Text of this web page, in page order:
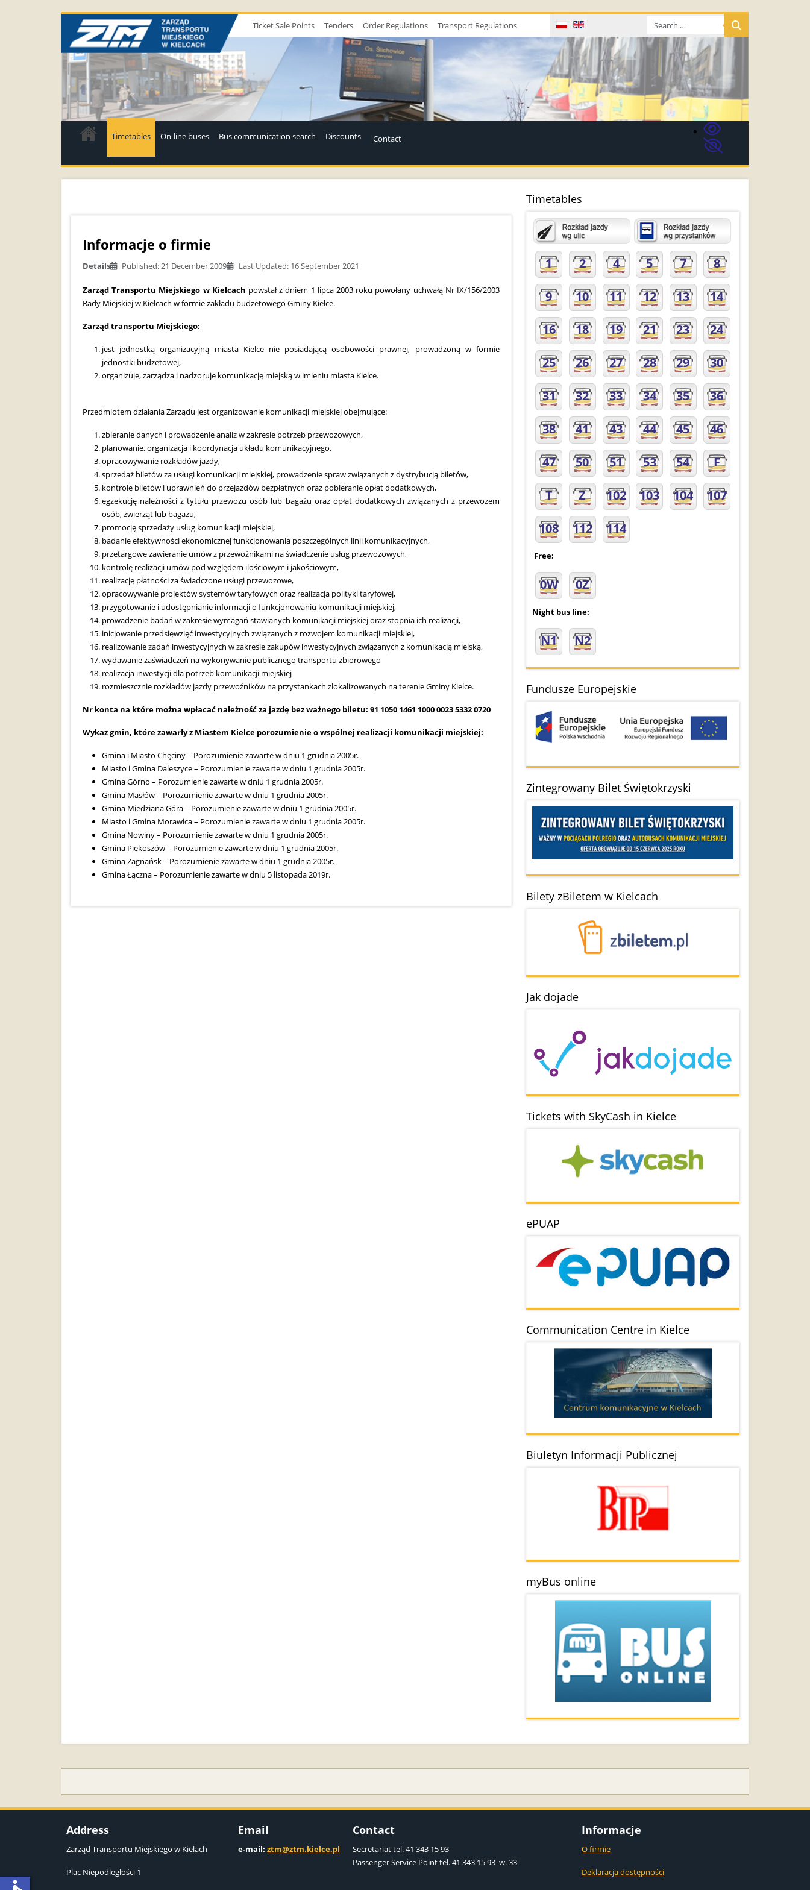
Ticket Sale Points Tenders Order Regulations Transport Regulations Select your language
Timetables On-line buses Bus communication search Discounts Contact
Informacje o firmie
Details Published: 21 December 2009 Last Updated: 16 September 2021
Zarząd Transportu Miejskiego w Kielcach powstał z dniem 1 lipca 2003 roku powołany uchwałą Nr IX/156/2003
Rady Miejskiej w Kielcach w formie zakładu budżetowego Gminy Kielce.
Zarząd transportu Miejskiego:
jest jednostką organizacyjną miasta Kielce nie posiadającą osobowości prawnej, prowadzoną w formie
jednostki budżetowej,
organizuje, zarządza i nadzoruje komunikację miejską w imieniu miasta Kielce.
Przedmiotem działania Zarządu jest organizowanie komunikacji miejskiej obejmujące:
zbieranie danych i prowadzenie analiz w zakresie potrzeb przewozowych,
planowanie, organizacja i koordynacja układu komunikacyjnego,
opracowywanie rozkładów jazdy,
sprzedaż biletów za usługi komunikacji miejskiej, prowadzenie spraw związanych z dystrybucją biletów,
kontrolę biletów i uprawnień do przejazdów bezpłatnych oraz pobieranie opłat dodatkowych,
egzekucję należności z tytułu przewozu osób lub bagażu oraz opłat dodatkowych związanych z przewozem
osób, zwierząt lub bagażu,
promocję sprzedaży usług komunikacji miejskiej,
badanie efektywności ekonomicznej funkcjonowania poszczególnych linii komunikacyjnych,
przetargowe zawieranie umów z przewoźnikami na świadczenie usług przewozowych,
kontrolę realizacji umów pod względem ilościowym i jakościowym,
realizację płatności za świadczone usługi przewozowe,
opracowywanie projektów systemów taryfowych oraz realizacja polityki taryfowej,
przygotowanie i udostępnianie informacji o funkcjonowaniu komunikacji miejskiej,
prowadzenie badań w zakresie wymagań stawianych komunikacji miejskiej oraz stopnia ich realizacji,
inicjowanie przedsięwzięć inwestycyjnych związanych z rozwojem komunikacji miejskiej,
realizowanie zadań inwestycyjnych w zakresie zakupów inwestycyjnych związanych z komunikacją miejską,
wydawanie zaświadczeń na wykonywanie publicznego transportu zbiorowego
realizacja inwestycji dla potrzeb komunikacji miejskiej
rozmieszcznie rozkładów jazdy przewoźników na przystankach zlokalizowanych na terenie Gminy Kielce.
Nr konta na które można wpłacać należność za jazdę bez ważnego biletu: 91 1050 1461 1000 0023 5332 0720
Wykaz gmin, którezawarły z Miastem Kielce porozumienie o wspólnej realizacji komunikacji miejskiej:
Gmina i Miasto Chęciny – Porozumienie zawarte w dniu 1 grudnia 2005r.
Miasto i Gmina Daleszyce – Porozumienie zawarte w dniu 1 grudnia 2005r.
Gmina Górno – Porozumienie zawarte w dniu 1 grudnia 2005r.
Gmina Masłów – Porozumienie zawarte w dniu 1 grudnia 2005r.
Gmina Miedziana Góra – Porozumienie zawarte w dniu 1 grudnia 2005r.
Miasto i Gmina Morawica – Porozumienie zawarte w dniu 1 grudnia 2005r.
Gmina Nowiny – Porozumienie zawarte w dniu 1 grudnia 2005r.
Gmina Piekoszów – Porozumienie zawarte w dniu 1 grudnia 2005r.
Gmina Zagnańsk – Porozumienie zawarte w dniu 1 grudnia 2005r.
Gmina Łączna – Porozumienie zawarte w dniu 5 listopada 2019r.
Timetables
1 2 4 5 7 8
9 10 11 12 13 14
16 18 19 21 23 24
25 26 27 28 29 30
31 32 33 34 35 36
38 41 43 44 45 46
47 50 51 53 54 F
T Z 102 103 104 107
108 112 114
Free:
0W 0Z
Night bus line:
N1 N2
Fundusze Europejskie
Zintegrowany Bilet Świętokrzyski
Bilety zBiletem w Kielcach
Jak dojade
Tickets with SkyCash in Kielce
ePUAP
Communication Centre in Kielce
Biuletyn Informacji Publicznej
myBus online
Address
Zarząd Transportu Miejskiego w Kielach
Plac Niepodległości 1
Email
e-mail: ztm@ztm.kielce.pl
Contact
Secretariattel. 41 343 15 93
Passenger Service Point tel. 41 343 15 93 w. 33
Informacje
O firmie
Deklaracja dostępności